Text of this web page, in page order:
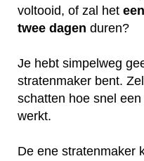
voltooid, of zal het
twee dagen duren?
Je hebt simpelweg
stratenmaker bent.
schatten hoe snel
werkt.
De ene stratenmaker